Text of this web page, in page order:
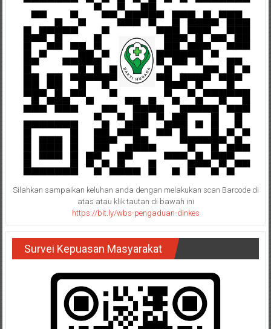
Silahkan sampaikan keluhan anda dengan melakukan scan Barcode di
atas atau klik tautan di bawah ini
https://bit.ly/wbs-pengaduan-dinkes
Survei Kepuasan Masyarakat